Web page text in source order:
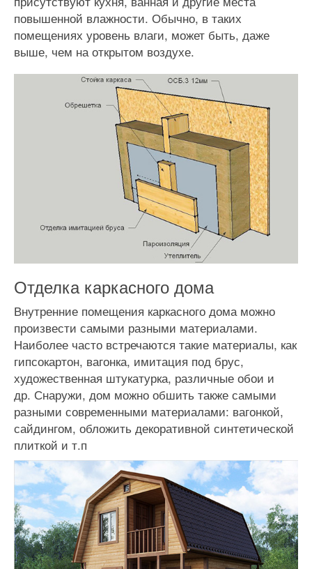
повышенной влажности. Обычно, в таких
помещениях уровень влаги, может быть, даже
выше, чем на открытом воздухе.
Отделка каркасного дома
Внутренние помещения каркасного дома можно
произвести самыми разными материалами.
Наиболее часто встречаются такие материалы, как
гипсокартон, вагонка, имитация под брус,
художественная штукатурка, различные обои и
др. Снаружи, дом можно обшить также самыми
разными современными материалами: вагонкой,
сайдингом, обложить декоративной синтетической
плиткой и т.п